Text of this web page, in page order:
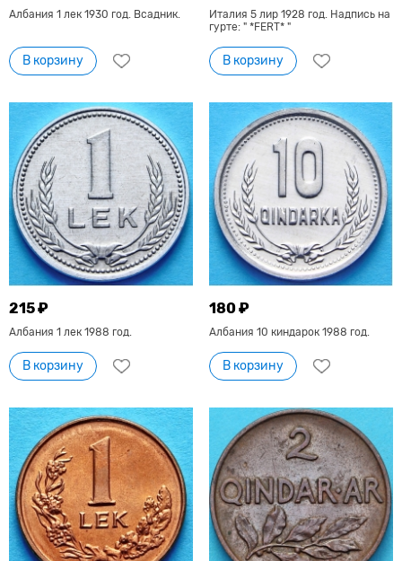
Албания 1 лек 1930 год. Всадник.
В корзину
Италия 5 лир 1928 год. Надпись на
гурте: " *FERT* "
В корзину
215 ₽
Албания 1 лек 1988 год.
В корзину
180 ₽
Албания 10 киндарок 1988 год.
В корзину